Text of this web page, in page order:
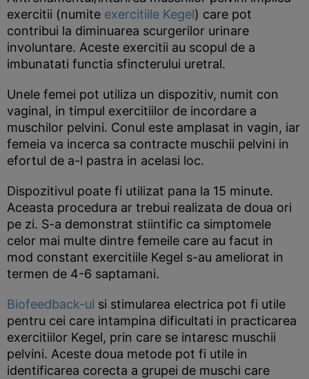
exercitii (numite exercitiile Kegel) care pot
contribui la diminuarea scurgerilor urinare
involuntare. Aceste exercitii au scopul de a
imbunatati functia sfincterului uretral.
Unele femei pot utiliza un dispozitiv, numit con
vaginal, in timpul exercitiilor de incordare a
muschilor pelvini. Conul este amplasat in vagin, iar
femeia va incerca sa contracte muschii pelvini in
efortul de a-l pastra in acelasi loc.
Dispozitivul poate fi utilizat pana la 15 minute.
Aceasta procedura ar trebui realizata de doua ori
pe zi. S-a demonstrat stiintific ca simptomele
celor mai multe dintre femeile care au facut in
mod constant exercitiile Kegel s-au ameliorat in
termen de 4-6 saptamani.
Biofeedback-ul si stimularea electrica pot fi utile
pentru cei care intampina dificultati in practicarea
exercitiilor Kegel, prin care se intaresc muschii
pelvini. Aceste doua metode pot fi utile in
identificarea corecta a grupei de muschi care